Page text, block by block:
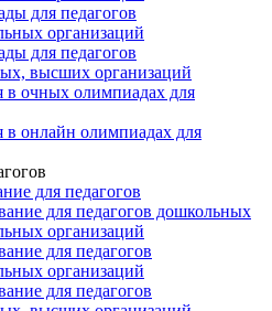
для педагогов
организаций
для педагогов
высших организаций
в очных олимпиадах для
в онлайн олимпиадах для
для педагогов
для педагогов дошкольных
организаций
для педагогов
организаций
для педагогов